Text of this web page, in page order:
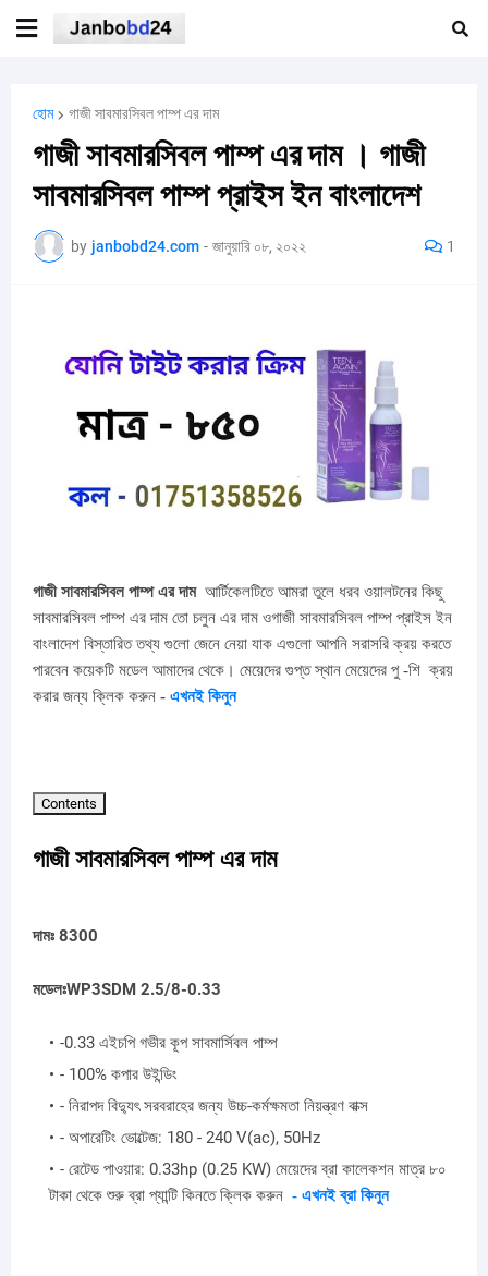
হোম গাজী সাবমারসিবল পাম্প এর দাম
গাজী সাবমারসিবল পাম্প এর দাম । গাজী
সাবমারসিবল পাম্প প্রাইস ইন বাংলাদেশ
by janbobd24.com - জানুয়ারি ০৮, ২০২২ 1
গাজী সাবমারসিবল পাম্প এর দামআর্টিকেলটিতে আমরা তুলে ধরব ওয়ালটনের কিছু
সাবমারসিবল পাম্প এর দাম তো চলুন এর দাম ওগাজী সাবমারসিবল পাম্প প্রাইস ইন
বাংলাদেশ বিস্তারিত তথ্য গুলো জেনে নেয়া যাক এগুলো আপনি সরাসরি ক্রয় করতে
পারবেন কয়েকটি মডেল আমাদের থেকে। মেয়েদের গুপ্ত স্থান মেয়েদের পু -শি ক্রয়
করার জন্য ক্লিক করুন - এখনই কিনুন
Contents
গাজী সাবমারসিবল পাম্প এর দাম
দামঃ 8300
মডেলঃWP3SDM 2.5/8-0.33
-0.33 এইচপি গভীর কূপ সাবমার্সিবল পাম্প
- 100% কপার উইন্ডিং
- নিরাপদ বিদ্যুৎ সরবরাহের জন্য উচ্চ-কর্মক্ষমতা নিয়ন্ত্রণ বাক্স
- অপারেটিং ভোল্টেজ: 180 - 240 V(ac), 50Hz
- রেটেড পাওয়ার: 0.33hp (0.25 KW) মেয়েদের ব্রা কালেকশন মাত্র ৮০
টাকা থেকে শুরু ব্রা প্যান্টি কিনতে ক্লিক করুন - এখনই ব্রা কিনুন